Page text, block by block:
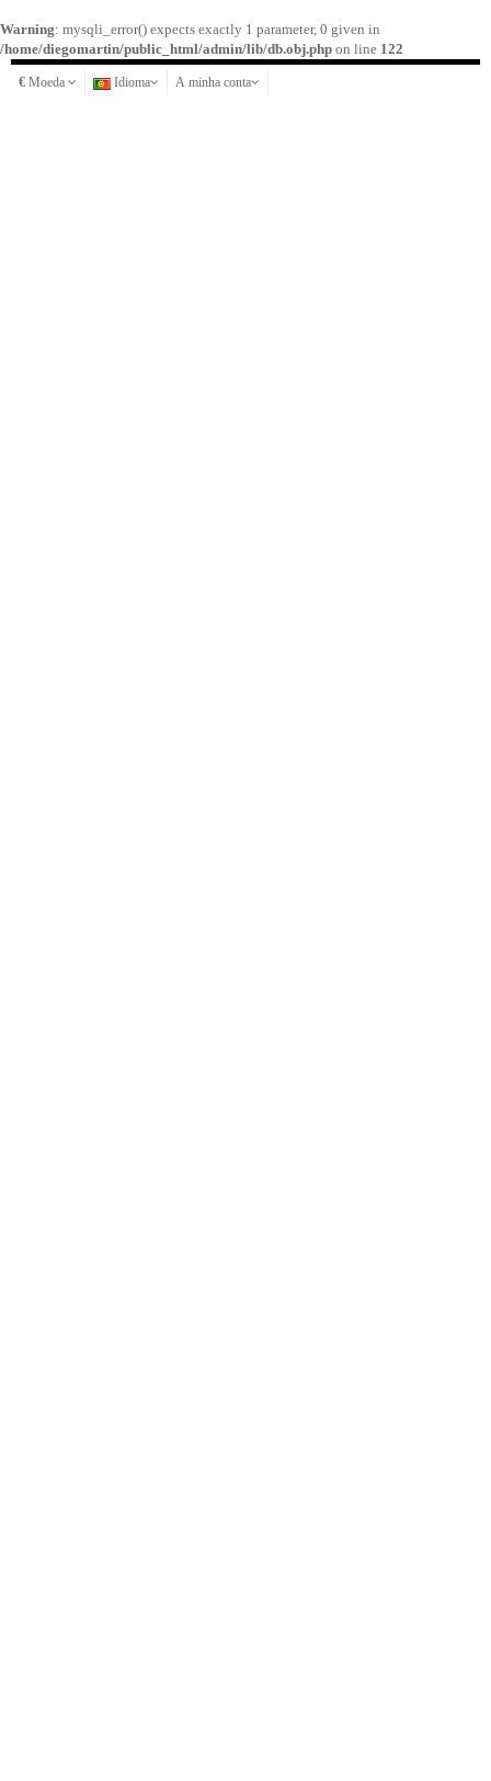
Warning: mysqli_error() expects exactly 1 parameter, 0 given in
/home/diegomartin/public_html/admin/lib/db.obj.php on line 122
€ Moeda Idioma A minha conta